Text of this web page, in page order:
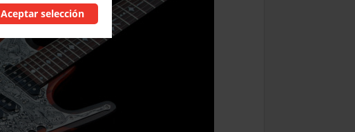
Aceptar selección